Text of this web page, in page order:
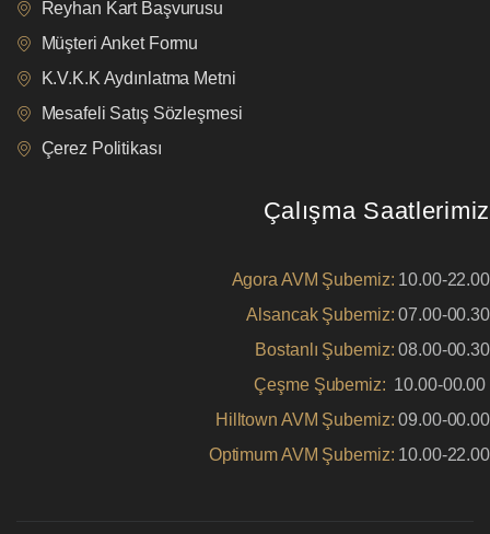
Reyhan Kart Başvurusu
Müşteri Anket Formu
K.V.K.K Aydınlatma Metni
Mesafeli Satış Sözleşmesi
Çerez Politikası
Çalışma Saatlerimiz
Agora AVM Şubemiz: 10.00-22.00
Alsancak Şubemiz: 07.00-00.30
Bostanlı Şubemiz: 08.00-00.30
Çeşme Şubemiz: 10.00-00.00
Hilltown AVM Şubemiz: 09.00-00.00
Optimum AVM Şubemiz: 10.00-22.00